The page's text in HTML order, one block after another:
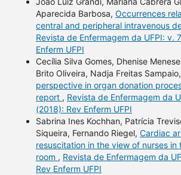
Aparecida Barbosa, Occurrences
central and peripheral intravenous
Revista de Enfermagem da UFPI: v.
Enferm UFPI
Cecília Silva Gomes, Dhenise
Brito Oliveira, Nadja Freitas Sampaio,
perspective in organ donation
report , Revista de Enfermagem da
(2018): Rev Enferm UFPI
Sabrina Ines Kochhan, Patrícia
Siqueira, Fernando Riegel, Cardiac
resuscitation in the view of nurses in
room , Revista de Enfermagem da
Rev Enferm UFPI